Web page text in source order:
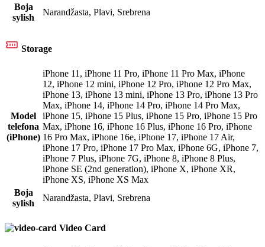
Boja
sylish
Narandžasta, Plavi, Srebrena
Storage
Model
telefona
(iPhone)
iPhone 11 , iPhone 11 Pro, iPhone 11 Pro Max, iPhone
12, iPhone 12 mini, iPhone 12 Pro, iPhone 12 Pro Max,
iPhone 13, iPhone 13 mini, iPhone 13 Pro, iPhone 13 Pro
Max, iPhone 14, iPhone 14 Pro, iPhone 14 Pro Max,
iPhone 15, iPhone 15 Plus, iPhone 15 Pro, iPhone 15 Pro
Max, iPhone 16, iPhone 16 Plus, iPhone 16 Pro, iPhone
16 Pro Max, iPhone 16e, iPhone 17, iPhone 17 Air,
iPhone 17 Pro, iPhone 17 Pro Max, iPhone 6G, iPhone 7,
iPhone 7 Plus, iPhone 7G, iPhone 8, iPhone 8 Plus,
iPhone SE (2nd generation), iPhone X, iPhone XR,
iPhone XS, iPhone XS Max
Boja
sylish
Narandžasta, Plavi, Srebrena
Video Card